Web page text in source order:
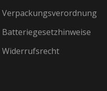
Verpackungsverordnung
Batteriegesetzhinweise
Widerrufsrecht